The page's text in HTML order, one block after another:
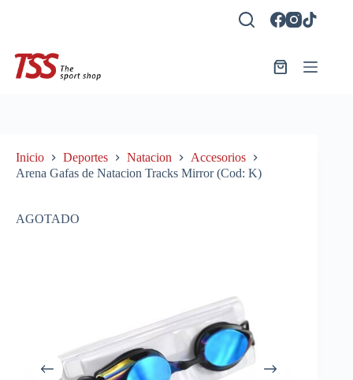
Carro
Inicio Deportes Natacion
Accesorios
Arena Gafas de Natacion Tracks Mirror (Cod: K)
AGOTADO